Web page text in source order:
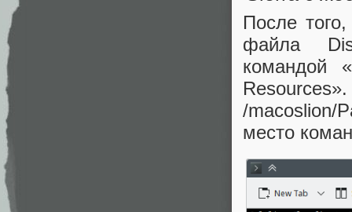
После
файла
командой
/macoslion/
место